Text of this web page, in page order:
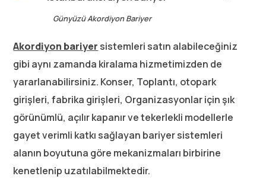
Günyüzü Akordiyon Bariyer
Akordiyon bariyer sistemleri satın alabileceğiniz
gibi aynı zamanda kiralama hizmetimizden de
yararlanabilirsiniz. Konser, Toplantı, otopark
girişleri, fabrika girişleri, Organizasyonlar için şık
görünümlü, açılır kapanır ve tekerlekli modellerle
gayet verimli katkı sağlayan bariyer sistemleri
alanın boyutuna göre mekanizmaları birbirine
kenetlenip uzatılabilmektedir.